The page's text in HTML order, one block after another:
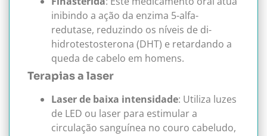
inibindo a ação da enzima 5-alfa-
redutase, reduzindo os níveis de di-
hidrotestosterona (DHT) e retardando a
queda de cabelo em homens.
Terapias a laser
Laser de baixa intensidade: Utiliza luzes
de LED ou laser para estimular a
circulação sanguínea no couro cabeludo,